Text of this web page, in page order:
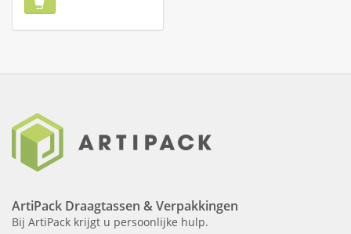
ArtiPack Draagtassen & Verpakkingen
Bij ArtiPack krijgt u persoonlijke hulp.